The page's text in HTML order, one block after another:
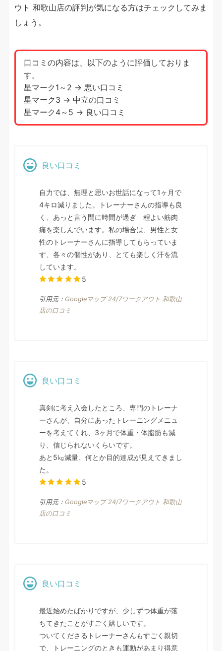
ウト 和歌山店の評判が気になる方はチェックしてみま
しょう。
口コミの内容は、以下のように評価しておりま
す。
星マーク1～2 → 悪い口コミ
星マーク3 → 中立の口コミ
星マーク4～5 → 良い口コミ
良い口コミ
自力では、無理と思いお世話になって1ヶ月で
4キロ減りました。トレーナーさんの指導も良
く、あっと言う間に時間が過ぎ 程よい筋肉
痛を楽しんでいます。私の場合は、男性と女
性のトレーナーさんに指導してもらっていま
す、各々の個性があり、とても楽しく汗を流
しています。
5
引用元： Googleマップ 24/7ワークアウト 和歌山
店の口コミ
良い口コミ
真剣に考え入会したところ、専門のトレーナ
ーさんが、自分にあったトレーニングメニュ
ーを考えてくれ、3ヶ月で体重・体脂肪も減
り、信じられないくらいです。
あと5㎏減量、何とか目的達成が見えてきまし
た。
5
引用元： Googleマップ 24/7ワークアウト 和歌山
店の口コミ
良い口コミ
最近始めたばかりですが、少しずつ体重が落
ちてきたことがすごく嬉しいです。
ついてくださるトレーナーさんもすごく親切
で、トレーニングのときも運動があまり得意